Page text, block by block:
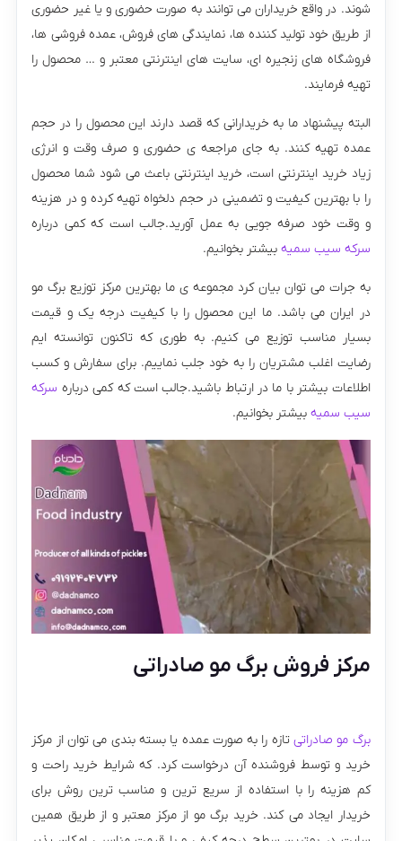
شوند. در واقع خریداران می توانند به صورت حضوری و یا غیر حضوری
از طریق خود تولید کننده ها، نمایندگی های فروش، عمده فروشی ها،
فروشگاه های زنجیره ای، سایت های اینترنتی معتبر و … محصول را
تهیه فرمایند.
البته پیشنهاد ما به خریدارانی که قصد دارند این محصول را در حجم
عمده تهیه کنند. به جای مراجعه ی حضوری و صرف وقت و انرژی
زیاد خرید اینترنتی است، خرید اینترنتی باعث می شود شما محصول
را با بهترین کیفیت و تضمینی در حجم دلخواه تهیه کرده و در هزینه
و وقت خود صرفه جویی به عمل آورید.جالب است که کمی درباره
سرکه سیب سمیه بیشتر بخوانیم.
به جرات می توان بیان کرد مجموعه ی ما بهترین مرکز توزیع برگ مو
در ایران می باشد. ما این محصول را با کیفیت درجه یک و قیمت
بسیار مناسب توزیع می کنیم. به طوری که تاکنون توانسته ایم
رضایت اغلب مشتریان را به خود جلب نماییم. برای سفارش و کسب
اطلاعات بیشتر با ما در ارتباط باشید.جالب است که کمی درباره سرکه
سیب سمیه بیشتر بخوانیم.
مرکز فروش برگ مو صادراتی
برگ مو صادراتیتازه را به صورت عمده یا بسته بندی می توان از مرکز
خرید و توسط فروشنده آن درخواست کرد. که شرایط خرید راحت و
کم هزینه را با استفاده از سریع ترین و مناسب ترین روش برای
خریدار ایجاد می کند. خرید برگ مو از مرکز معتبر و از طریق همین